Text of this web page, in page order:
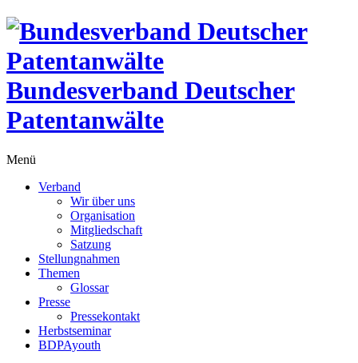
Bundesverband Deutscher
Patentanwälte
Menü
Verband
Wir über uns
Organisation
Mitgliedschaft
Satzung
Stellungnahmen
Themen
Glossar
Presse
Pressekontakt
Herbstseminar
BDPAyouth